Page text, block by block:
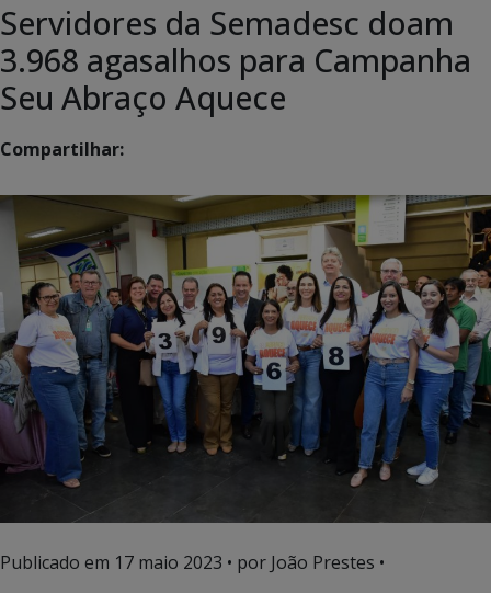
Servidores da Semadesc doam
3.968 agasalhos para Campanha
Seu Abraço Aquece
Compartilhar:
Publicado em 17 maio 2023 • por João Prestes •